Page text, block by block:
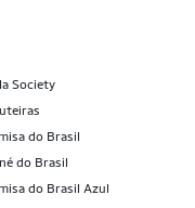
Society
do Brasil
do Brasil
do Brasil Azul